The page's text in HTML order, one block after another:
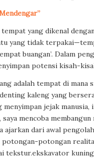
yang dikenal
yang tidak
buangan’. Dalam
potensi kisah-
adalah tempat di mana
kaleng yang
menyimpan jejak
mencoba
ajarkan dari awal
potongan
tekstur.ekskavator